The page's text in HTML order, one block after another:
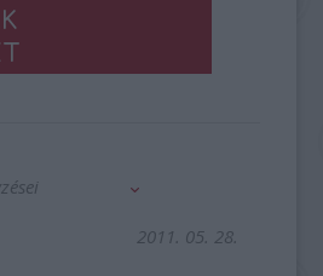
2011. 05. 28.